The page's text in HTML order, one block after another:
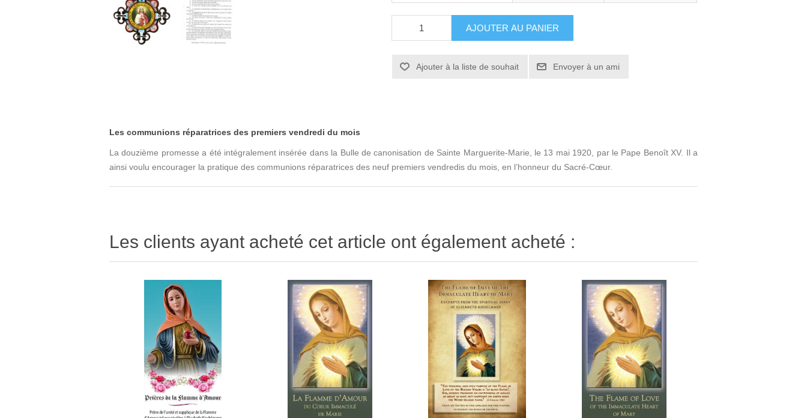
AJOUTER AU PANIER
Ajouter à la liste de souhait Envoyer à un ami
Les communions réparatrices des premiers vendredi du mois
La douzième promesse a été intégralement insérée dans la Bulle de canonisation de Sainte Marguerite-Marie, le 13 mai 1920, par le Pape Benoît XV. Il a
ainsi voulu encourager la pratique des communions réparatrices des neuf premiers vendredis du mois, en l’honneur du Sacré-Cœur.
Les clients ayant acheté cet article ont également acheté :